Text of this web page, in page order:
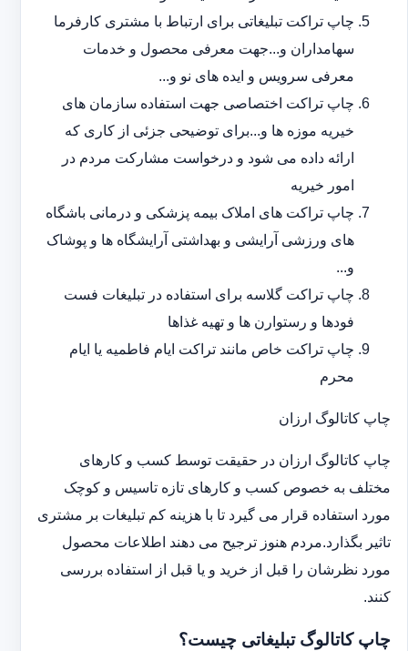
چاپ تراکت تبلیغاتی برای ارتباط با مشتری کارفرما
سهامداران و...جهت معرفی محصول و خدمات
معرفی سرویس و ایده های نو و...
چاپ تراکت اختصاصی جهت استفاده سازمان های
خیریه موزه ها و...برای توضیحی جزئی از کاری که
ارائه داده می شود و درخواست مشارکت مردم در
امور خیریه
چاپ تراکت های املاک بیمه پزشکی و درمانی باشگاه
های ورزشی آرایشی و بهداشتی آرایشگاه ها و پوشاک
و...
چاپ تراکت گلاسه برای استفاده در تبلیغات فست
فودها و رستوارن ها و تهیه غذاها
چاپ تراکت خاص مانند تراکت ایام فاطمیه یا ایام
محرم
چاپ کاتالوگ ارزان
چاپ کاتالوگ ارزان در حقیقت توسط کسب و کارهای
مختلف به خصوص کسب و کارهای تازه تاسیس و کوچک
مورد استفاده قرار می گیرد تا با هزینه کم تبلیغات بر مشتری
تاثیر بگذارد.مردم هنوز ترجیح می دهند اطلاعات محصول
مورد نظرشان را قبل از خرید و یا قبل از استفاده بررسی
کنند.
چاپ کاتالوگ تبلیغاتی چیست؟